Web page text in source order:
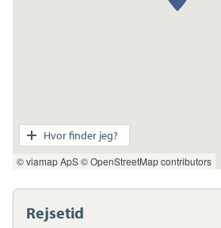
Rejsetid
© viamap ApS© OpenStreetMap contributors
Hvor finder jeg?
Transport
Indkøb
Daginstitution
Skole
Sundhed